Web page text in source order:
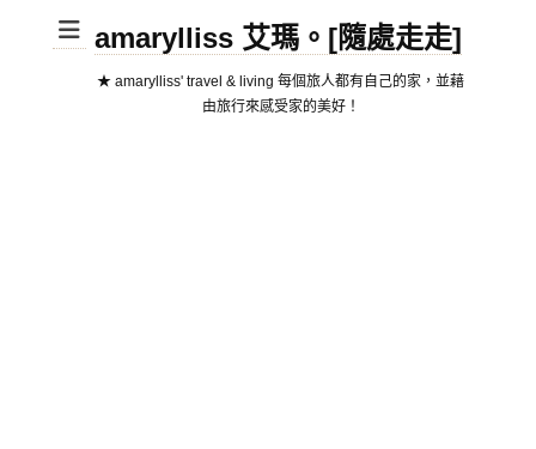
amarylliss 艾瑪。[隨處走走]
★ amarylliss' travel & living 每個旅人都有自己的家，並藉
由旅行來感受家的美好！